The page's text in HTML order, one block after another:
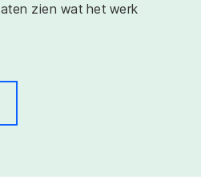
zien wat het werk